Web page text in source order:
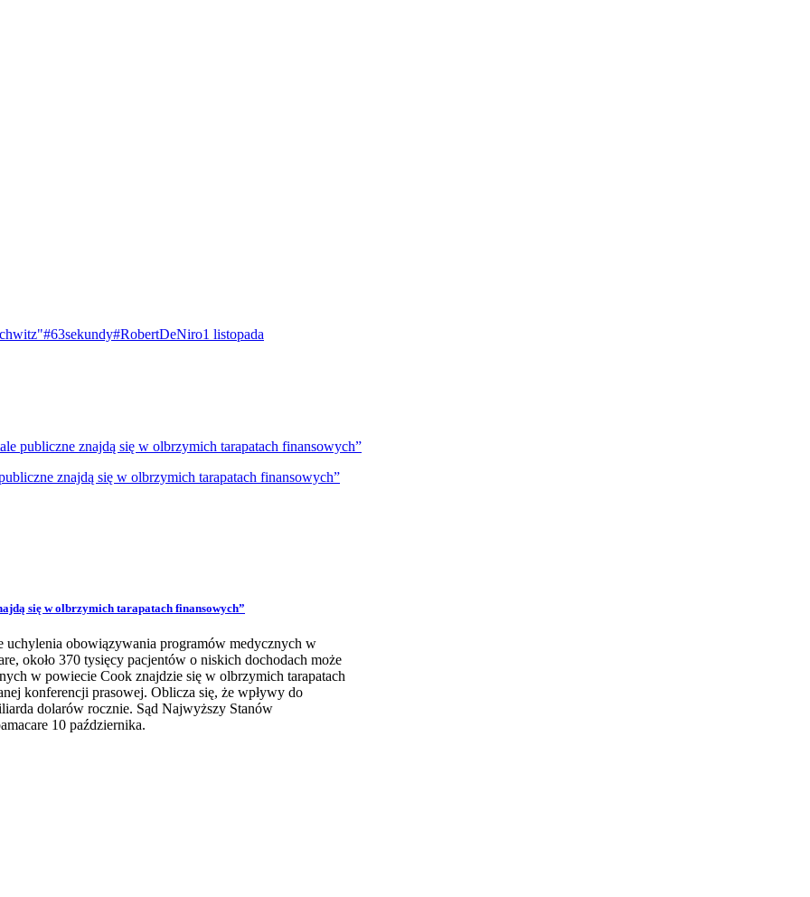
#63sekundy#RobertDeNiro1 listopada
publiczne znajdą się w olbrzymich tarapatach finansowych”
się w olbrzymich tarapatach finansowych”
uchylenia obowiązywania programów medycznych w
około 370 tysięcy pacjentów o niskich dochodach może
w powiecie Cook znajdzie się w olbrzymich tarapatach
konferencji prasowej. Oblicza się, że wpływy do
dolarów rocznie. Sąd Najwyższy Stanów
10 października.